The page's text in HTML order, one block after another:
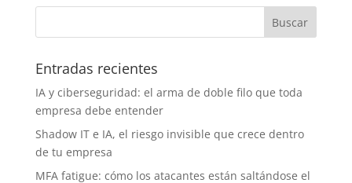
Entradas recientes
IA y ciberseguridad: el arma de doble filo que toda
empresa debe entender
Shadow IT e IA, el riesgo invisible que crece dentro
de tu empresa
MFA fatigue: cómo los atacantes están saltándose el